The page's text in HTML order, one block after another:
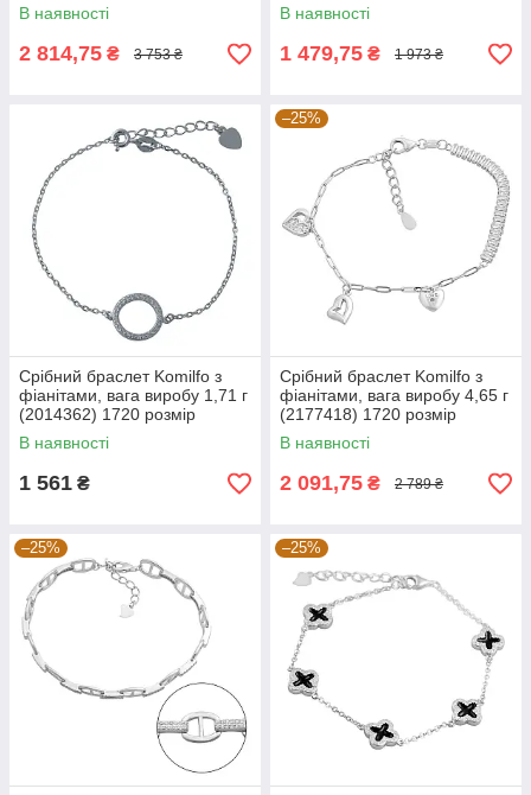
В наявності
2 814,75 ₴ 3 753 ₴
В наявності
1 479,75 ₴ 1 973 ₴
Срібний браслет Komilfo з
фіанітами, вага виробу 1,71 г
(2014362) 1720 розмір
В наявності
1 561 ₴
–25%
Срібний браслет Komilfo з
фіанітами, вага виробу 4,65 г
(2177418) 1720 розмір
В наявності
2 091,75 ₴ 2 789 ₴
–25% –25%